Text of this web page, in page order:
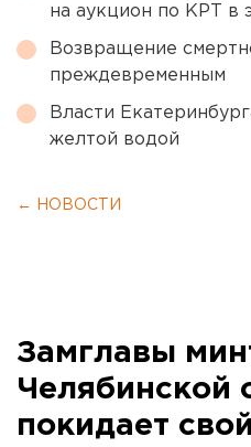
на аукцион по КРТ в
Возвращение
преждевременным
Власти
желтой водой
← НОВОСТИ
Замглавы
Челябинской
покидает